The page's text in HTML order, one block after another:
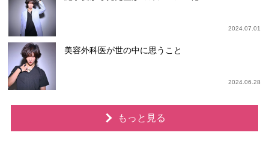
2024.07.01
美容外科医が世の中に思うこと
2024.06.28
もっと見る